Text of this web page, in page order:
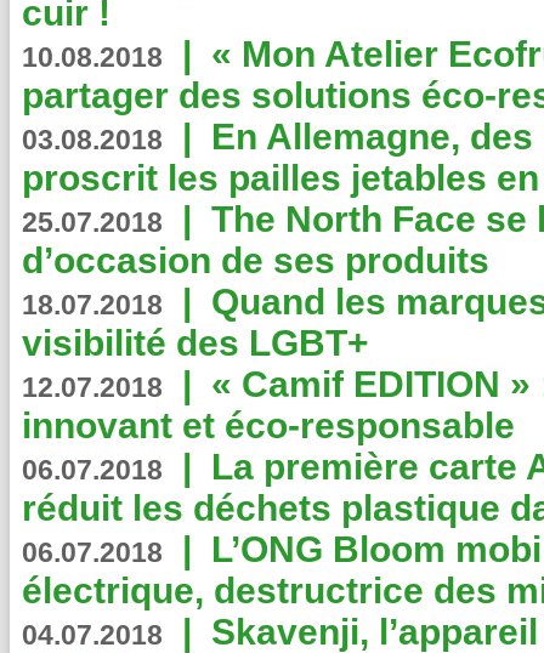
cuir !
10.08.2018 | « Mon Atelier
partager des solutions éco-
03.08.2018 | En Allemagne,
proscrit les pailles jetables
25.07.2018 | The North Face se
d’occasion de ses produits
18.07.2018 | Quand les
visibilité des LGBT+
12.07.2018 | « Camif EDITION
innovant et éco-responsable
06.07.2018 | La première carte
réduit les déchets plastique
06.07.2018 | L’ONG Bloom
électrique, destructrice des
04.07.2018 | Skavenji,